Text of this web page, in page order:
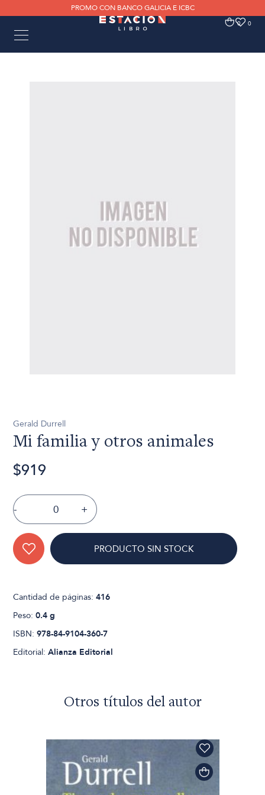
PROMO CON BANCO GALICIA E ICBC
0 0
Gerald Durrell
Mi familia y otros animales
$919
- +
PRODUCTO SIN STOCK
Cantidad de páginas:416
Peso:0.4 g
ISBN:978-84-9104-360-7
Editorial:Alianza Editorial
Otros títulos del autor